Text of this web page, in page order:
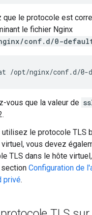
que le protocole est
le fichier Nginx
conf.d/0-
/opt/nginx/conf.d/0-
vous que la valeur de
utilisez le protocole TLS
virtuel, vous devez
TLS dans le hôte
Configuration de
privé.